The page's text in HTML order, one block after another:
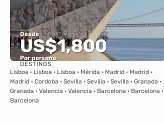
Desde
US$1,800
Por persona
Ver
DESTINOS
Lisboa · Lisboa · Lisboa · Mérida · Madrid · Madrid ·
Madrid · Cordoba · Sevilla · Sevilla · Sevilla · Granada ·
Granada · Valencia · Valencia · Barcelona · Barcelona ·
Barcelona